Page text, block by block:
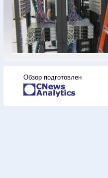
Обзор подготовлен